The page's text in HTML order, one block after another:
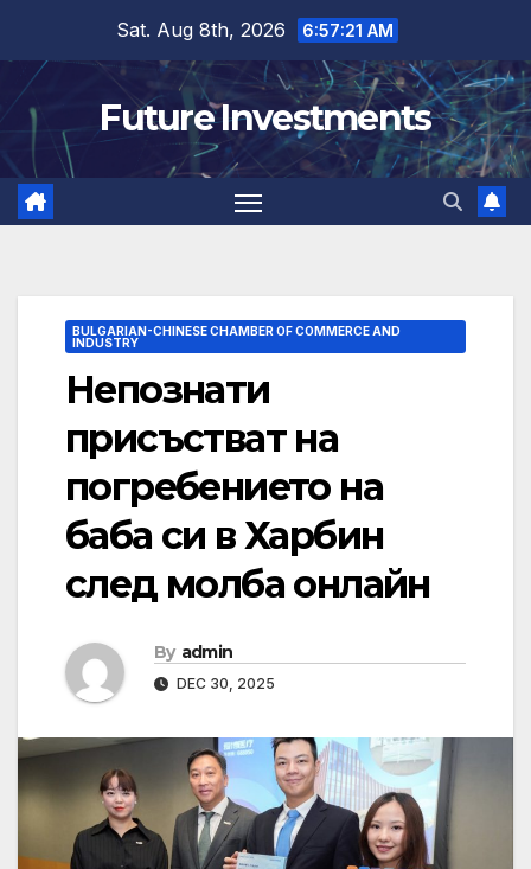
content
Sat. Aug 8th, 2026 6:57:21 AM
Future Investments
BULGARIAN-CHINESE CHAMBER OF COMMERCE AND
INDUSTRY
Непознати
присъстват на
погребението на
баба си в Харбин
след молба онлайн
By admin
DEC 30, 2025